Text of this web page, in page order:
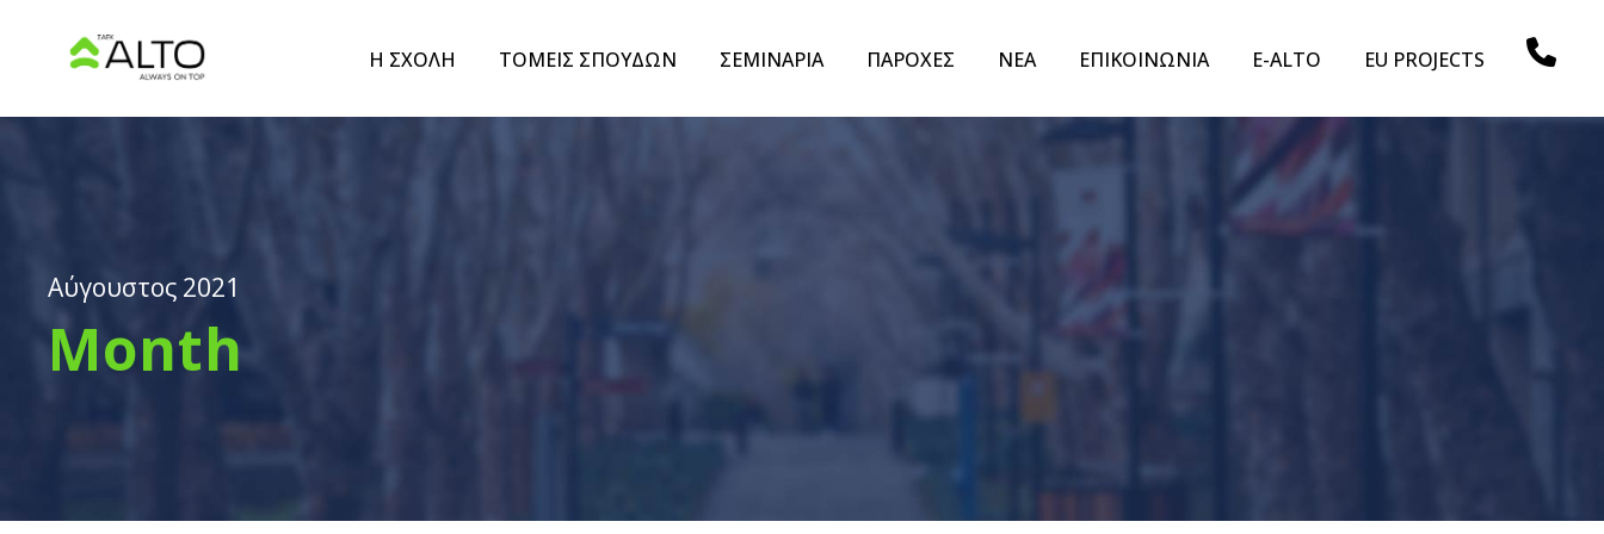
Η ΣΧΟΛΗ ΤΟΜΕΙΣ ΣΠΟΥΔΩΝ ΣΕΜΙΝΑΡΙΑ ΠΑΡΟΧΕΣ ΝΕΑ ΕΠΙΚΟΙΝΩΝΙΑ E-ALTO EU PROJECTS
Αύγουστος 2021
Month